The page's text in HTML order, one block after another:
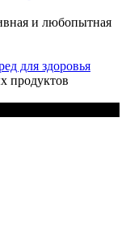
и любопытная
для здоровья
продуктов